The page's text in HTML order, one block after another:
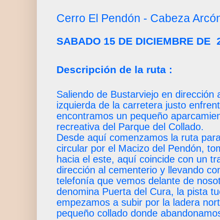
Cerro El Pendón - Cabeza
SABADO 15 DE DICIEMBRE DE
Descripción de la ruta :
Saliendo de Bustarviejo en dirección
izquierda de la carretera justo
encontramos un pequeño
recreativa del Parque del Collado.
Desde aquí comenzamos la ruta
circular por el Macizo del Pendón,
hacia el este, aquí coincide con un
dirección al cementerio y llevando
telefonía que vemos delante de
denomina Puerta del Cura, la pista
empezamos a subir por la ladera
pequeño collado donde